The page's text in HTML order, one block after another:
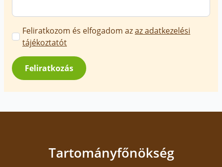
Marketing
üzenetek
jóváhagyása
*
Feliratkozom és elfogadom azaz adatkezelési
tájékoztatót
Feliratkozás
Tartományfőnökség